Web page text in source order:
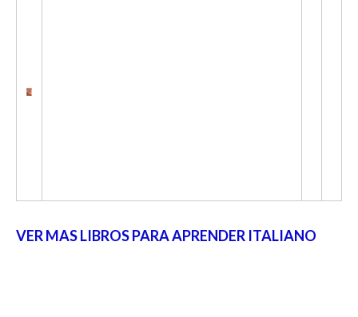
VER MAS LIBROS PARA APRENDER ITALIANO